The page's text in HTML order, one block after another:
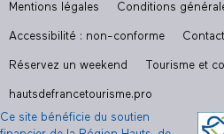
Mentions légales Conditions
Accessibilité : non-conforme
Réservez un weekend Tourisme et
hautsdefrancetourisme.pro
Ce site bénéficie du soutien